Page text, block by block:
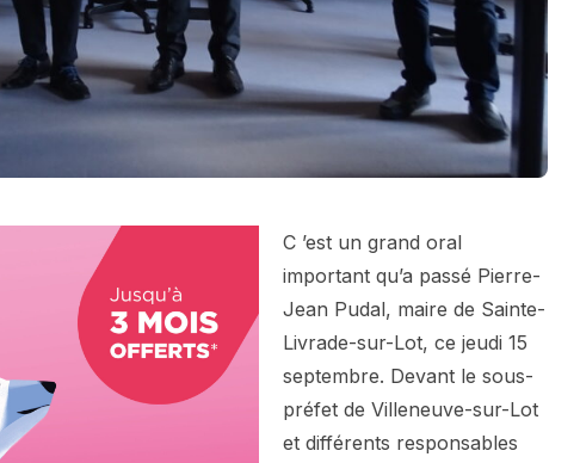
C ’est un grand oral
important qu’a passé Pierre-
Jean Pudal, maire de Sainte-
Livrade-sur-Lot, ce jeudi 15
septembre. Devant le sous-
préfet de Villeneuve-sur-Lot
et différents responsables